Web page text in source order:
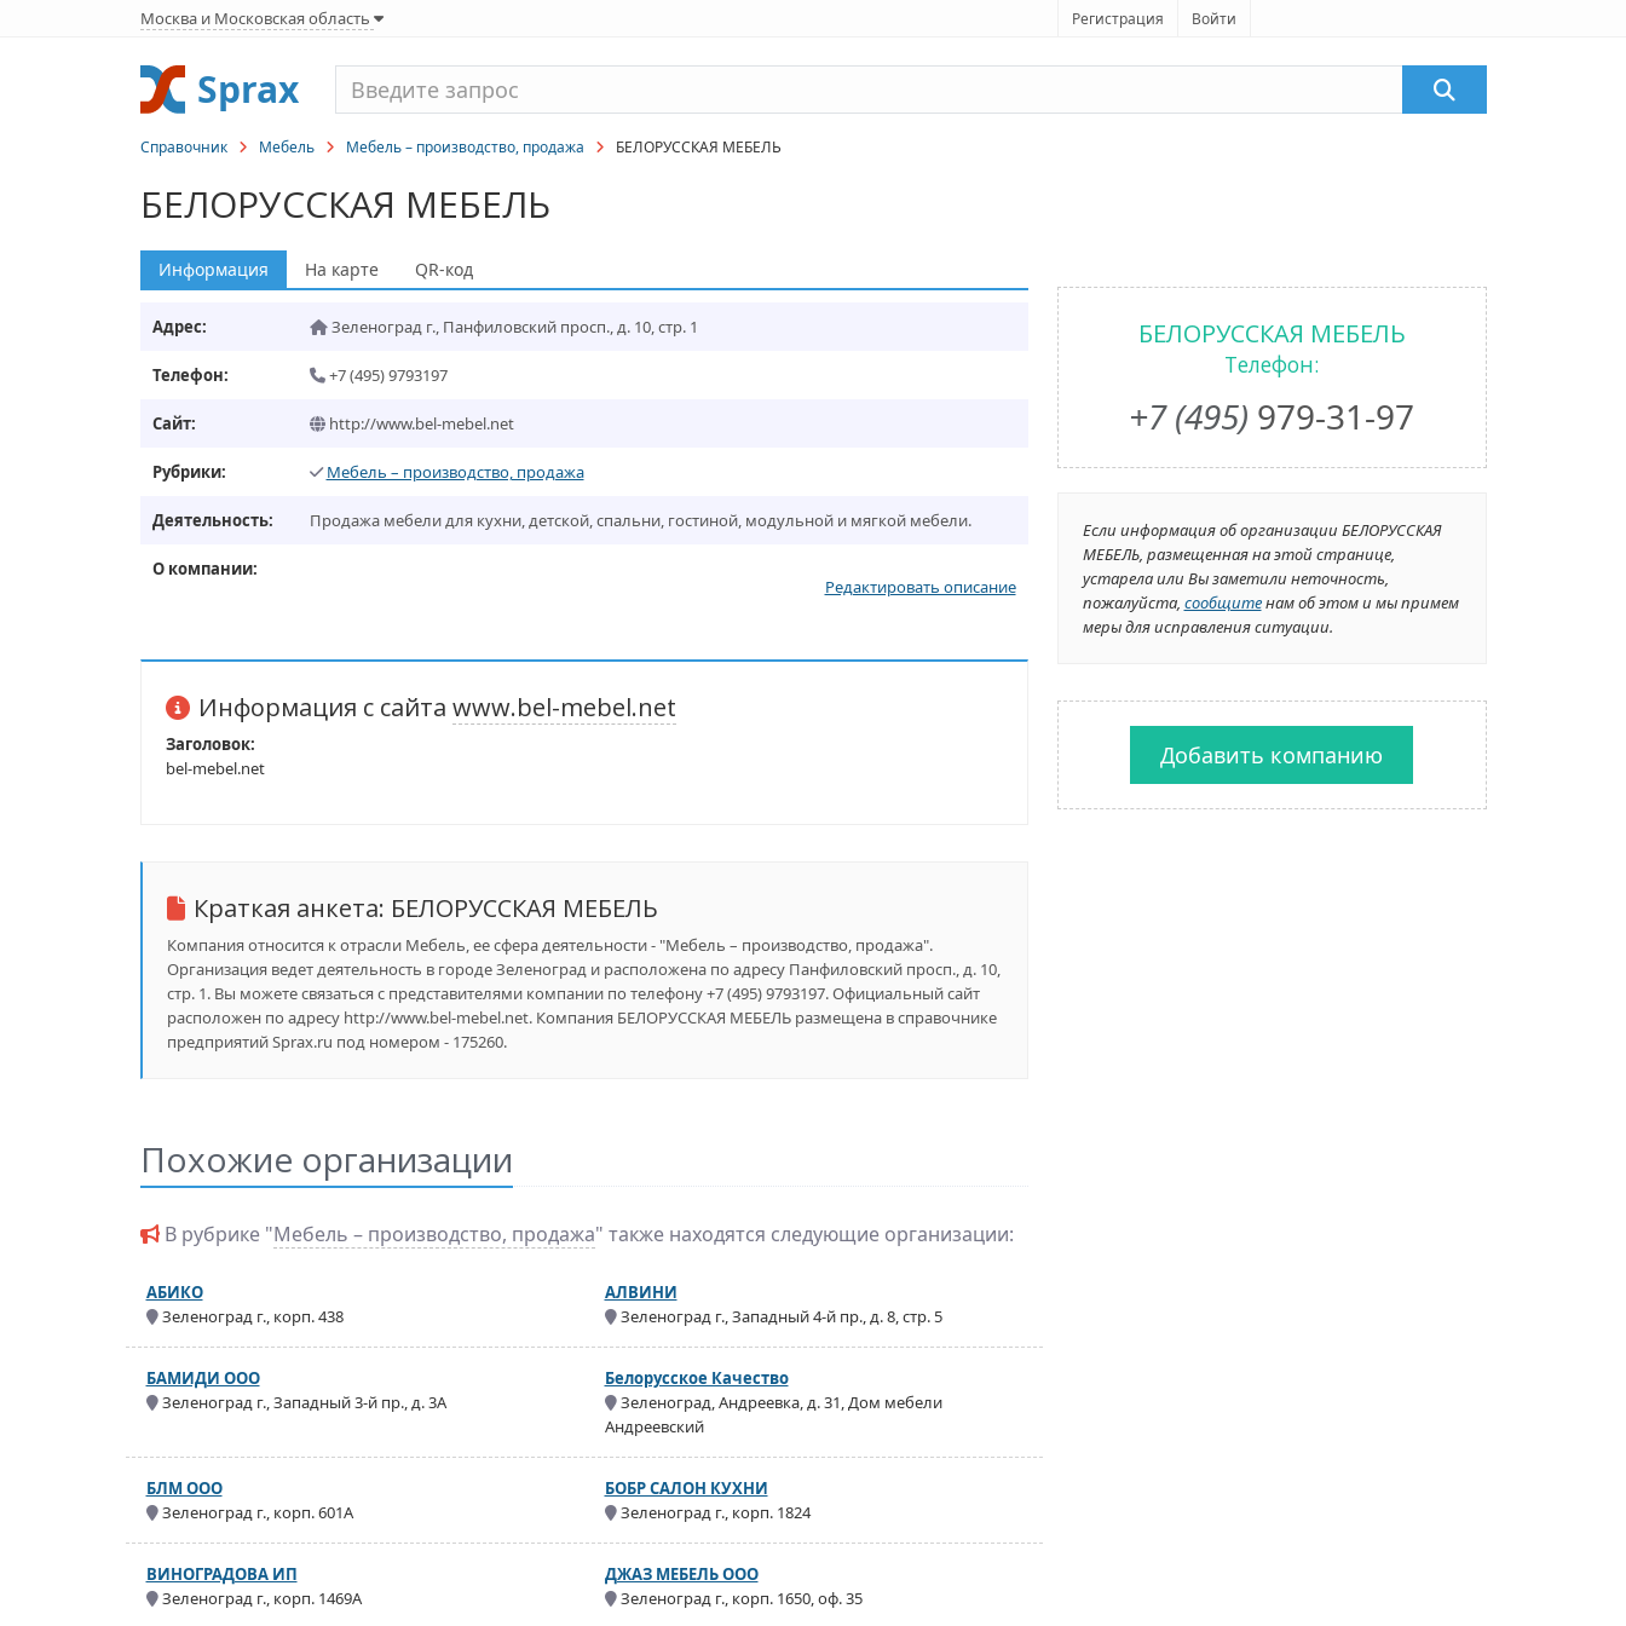
Москва и Московская область Регистрация Войти
Sprax
Справочник Мебель Мебель – производство, продажа БЕЛОРУССКАЯ МЕБЕЛЬ
БЕЛОРУССКАЯ МЕБЕЛЬ
Информация На карте QR-код
Адрес: Зеленоград г., Панфиловский просп., д. 10, стр. 1
Телефон: +7 (495) 9793197
Сайт: http://www.bel-mebel.net
Рубрики: Мебель – производство, продажа
Деятельность: Продажа мебели для кухни, детской, спальни, гостиной, модульной и мягкой мебели.
О компании:
Редактировать описание
Информация с сайта www.bel-mebel.net
Заголовок:
bel-mebel.net
Краткая анкета: БЕЛОРУССКАЯ МЕБЕЛЬ
Компания относится к отрасли Мебель, ее сфера деятельности - "Мебель – производство, продажа".
Организация ведет деятельность в городе Зеленоград и расположена по адресу Панфиловский просп., д. 10,
стр. 1. Вы можете связаться с представителями компании по телефону +7 (495) 9793197. Официальный сайт
расположен по адресу http://www.bel-mebel.net. Компания БЕЛОРУССКАЯ МЕБЕЛЬ размещена в справочнике
предприятий Sprax.ru под номером - 175260.
Похожие организации
В рубрике "Мебель – производство, продажа" также находятся следующие организации:
АБИКО
Зеленоград г., корп. 438
АЛВИНИ
Зеленоград г., Западный 4-й пр., д. 8, стр. 5
БАМИДИ ООО
Зеленоград г., Западный 3-й пр., д. 3А
Белорусское Качество
Зеленоград, Андреевка, д. 31, Дом мебели
Андреевский
БЛМ ООО
Зеленоград г., корп. 601А
БОБР САЛОН КУХНИ
Зеленоград г., корп. 1824
ВИНОГРАДОВА ИП
Зеленоград г., корп. 1469А
ДЖАЗ МЕБЕЛЬ ООО
Зеленоград г., корп. 1650, оф. 35
БЕЛОРУССКАЯ МЕБЕЛЬ
Телефон:
+7 (495) 979-31-97
Если информация об организации БЕЛОРУССКАЯ
МЕБЕЛЬ, размещенная на этой странице,
устарела или Вы заметили неточность,
пожалуйста, сообщитенам об этом и мы примем
меры для исправления ситуации.
Добавить компанию